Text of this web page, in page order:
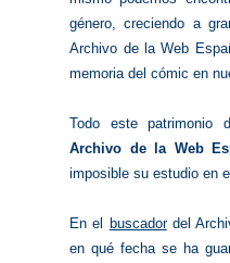
género, creciendo a
Archivo de la Web
memoria del cómic en
Todo este patrimonio
Archivo de la Web
imposible su estudio en
En el buscadordel
en qué fecha se ha